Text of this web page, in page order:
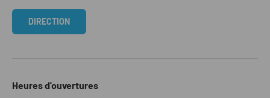
DIRECTION
Heures d'ouvertures